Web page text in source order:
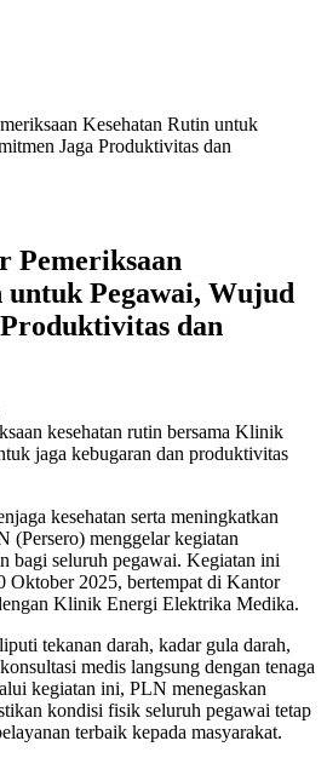
Kesehatan Rutin untuk
Jaga Produktivitas dan
Pemeriksaan
untuk Pegawai, Wujud
dan
kesehatan serta meningkatkan
(Persero) menggelar kegiatan
bagi seluruh pegawai. Kegiatan ini
Oktober 2025, bertempat di Kantor
Klinik Energi Elektrika Medika.
tekanan darah, kadar gula darah,
medis langsung dengan tenaga
kegiatan ini, PLN menegaskan
kondisi fisik seluruh pegawai tetap
terbaik kepada masyarakat.